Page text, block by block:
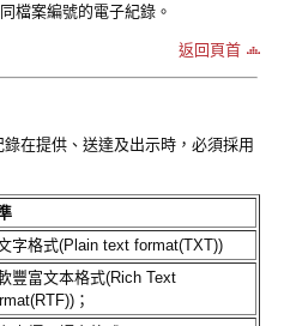
檔案編號的電子紀錄。
返回頁首
在提供、送達及出示時，必須採用
字格式(Plain text format(TXT))
豐富文本格式(Rich Text
；